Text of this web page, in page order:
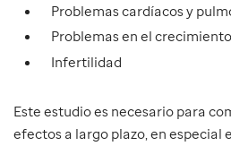
Problemas cardíacos y
Problemas en el
Infertilidad
Este estudio es necesario para
efectos a largo plazo, en especial